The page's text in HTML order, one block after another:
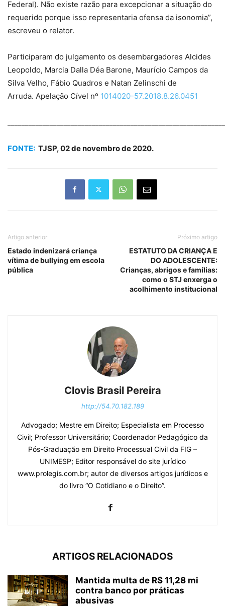
Federal). Não existe razão para excepcionar a situação do
requerido porque isso representaria ofensa da isonomia”,
escreveu o relator.
Participaram do julgamento os desembargadores Alcides
Leopoldo, Marcia Dalla Déa Barone, Maurício Campos da
Silva Velho, Fábio Quadros e Natan Zelinschi de
Arruda. Apelação Cível nº 1014020-57.2018.8.26.0451
FONTE: TJSP, 02 de novembro de 2020.
Artigo anterior
Estado indenizará criança
vítima de bullying em escola
pública
Próximo artigo
ESTATUTO DA CRIANÇA E
DO ADOLESCENTE:
Crianças, abrigos e famílias:
como o STJ enxerga o
acolhimento institucional
Clovis Brasil Pereira
http://54.70.182.189
Advogado; Mestre em Direito; Especialista em Processo
Civil; Professor Universitário; Coordenador Pedagógico da
Pós-Graduação em Direito Processual Civil da FIG –
UNIMESP; Editor responsável do site jurídico
www.prolegis.com.br; autor de diversos artigos jurídicos e
do livro “O Cotidiano e o Direito”.
ARTIGOS RELACIONADOS
Mantida multa de R$ 11,28 mi
contra banco por práticas
abusivas